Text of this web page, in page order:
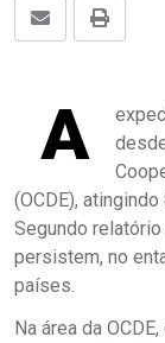
A
(OCDE),
Segundo
persistem, no
países.
Na área da